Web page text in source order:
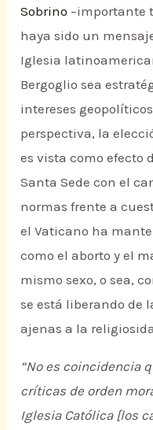
Sobrino –importante
haya sido un
Iglesia
Bergoglio sea
intereses
perspectiva, la
es vista como efecto
Santa Sede con el
normas frente a
el Vaticano ha
como el aborto y el
mismo sexo, o sea,
se está liberando de
ajenas a la
“No es coincidencia
críticas de orden
Iglesia Católica [los